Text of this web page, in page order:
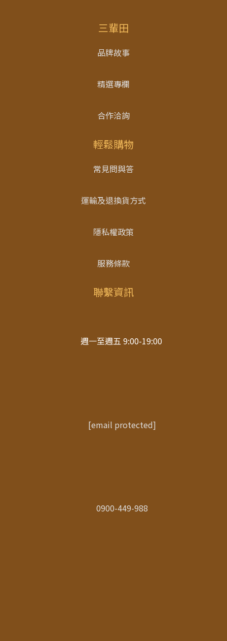
三輩田
品牌故事
精選專欄
合作洽詢
輕鬆購物
常見問與答
運輸及退換貨方式
隱私權政策
服務條款
聯繫資訊
週一至週五 9:00-19:00
[email protected]
0900-449-988